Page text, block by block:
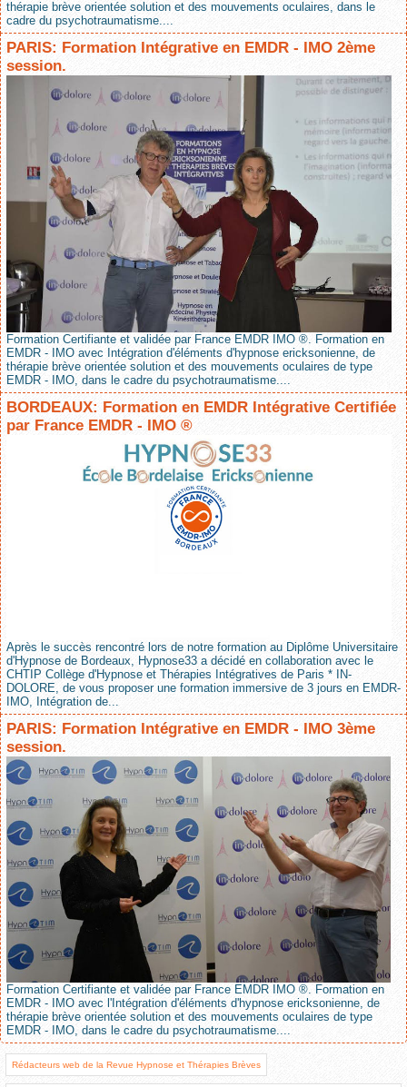
thérapie brève orientée solution et des mouvements oculaires, dans le
cadre du psychotraumatisme....
PARIS: Formation Intégrative en EMDR - IMO 2ème
session.
Formation Certifiante et validée par France EMDR IMO ®. Formation en
EMDR - IMO avec Intégration d'éléments d'hypnose ericksonienne, de
thérapie brève orientée solution et des mouvements oculaires de type
EMDR - IMO, dans le cadre du psychotraumatisme....
BORDEAUX: Formation en EMDR Intégrative Certifiée
par France EMDR - IMO ®
Après le succès rencontré lors de notre formation au Diplôme Universitaire
d'Hypnose de Bordeaux, Hypnose33 a décidé en collaboration avec le
CHTIP Collège d'Hypnose et Thérapies Intégratives de Paris * IN-
DOLORE, de vous proposer une formation immersive de 3 jours en EMDR-
IMO, Intégration de...
PARIS: Formation Intégrative en EMDR - IMO 3ème
session.
Formation Certifiante et validée par France EMDR IMO ®. Formation en
EMDR - IMO avec l'Intégration d'éléments d'hypnose ericksonienne, de
thérapie brève orientée solution et des mouvements oculaires de type
EMDR - IMO, dans le cadre du psychotraumatisme....
Rédacteurs web de la Revue Hypnose et Thérapies Brèves